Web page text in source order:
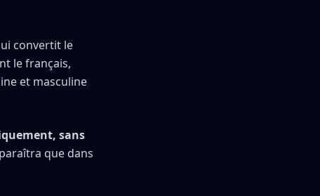
convertit le
le français,
et masculine
sans
que dans